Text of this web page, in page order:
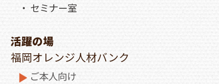
・ セミナー室
活躍の場
福岡オレンジ人材バンク
ご本人向け